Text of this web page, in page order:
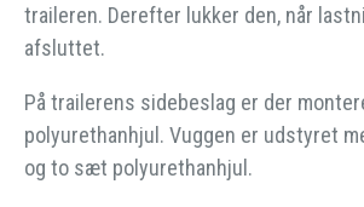
traileren. Derefter lukker den, når
afsluttet.
På trailerens sidebeslag er der
polyurethanhjul. Vuggen er udstyret
og to sæt polyurethanhjul.